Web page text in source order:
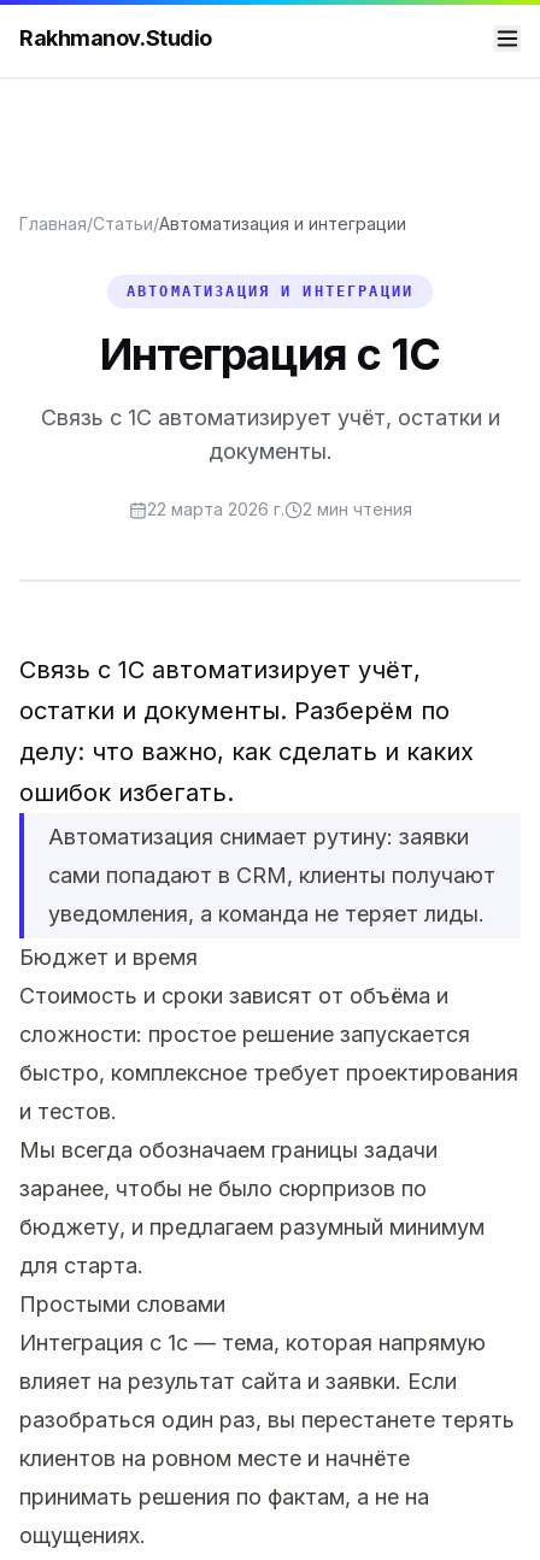
Rakhmanov.Studio
Главная/Статьи/Автоматизация и интеграции
АВТОМАТИЗАЦИЯ И ИНТЕГРАЦИИ
Интеграция с 1С
Связь с 1С автоматизирует учёт, остатки и
документы.
22 марта 2026 г. 2 мин чтения
Связь с 1С автоматизирует учёт,
остатки и документы. Разберём по
делу: что важно, как сделать и каких
ошибок избегать.
Автоматизация снимает рутину: заявки
сами попадают в CRM, клиенты получают
уведомления, а команда не теряет лиды.
Бюджет и время
Стоимость и сроки зависят от объёма и
сложности: простое решение запускается
быстро, комплексное требует проектирования
и тестов.
Мы всегда обозначаем границы задачи
заранее, чтобы не было сюрпризов по
бюджету, и предлагаем разумный минимум
для старта.
Простыми словами
Интеграция с 1с — тема, которая напрямую
влияет на результат сайта и заявки. Если
разобраться один раз, вы перестанете терять
клиентов на ровном месте и начнёте
принимать решения по фактам, а не на
ощущениях.